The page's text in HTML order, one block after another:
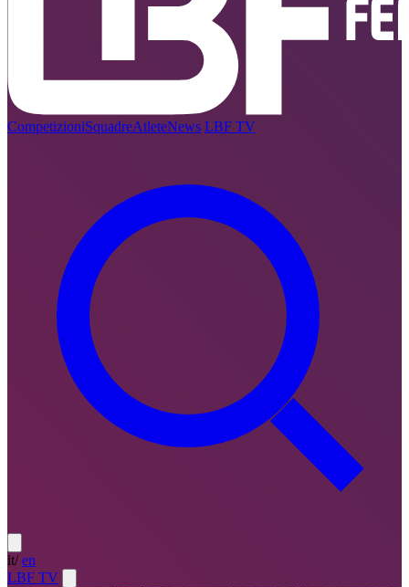
CompetizioniSquadreAtleteNews LBF TV
it/ en
LBF TV